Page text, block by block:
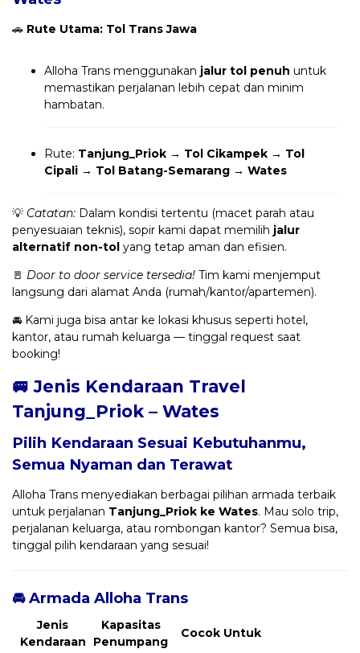
🚗 Rute Utama: Tol Trans Jawa
Alloha Trans menggunakan jalur tol penuh untuk
memastikan perjalanan lebih cepat dan minim
hambatan.
Rute: Tanjung_Priok → Tol Cikampek → Tol
Cipali → Tol Batang-Semarang → Wates
💡 Catatan: Dalam kondisi tertentu (macet parah atau
penyesuaian teknis), sopir kami dapat memilih jalur
alternatif non-tol yang tetap aman dan efisien.
🚪 Door to door service tersedia! Tim kami menjemput
langsung dari alamat Anda (rumah/kantor/apartemen).
🚘 Kami juga bisa antar ke lokasi khusus seperti hotel,
kantor, atau rumah keluarga — tinggal request saat
booking!
🚐 Jenis Kendaraan Travel
Tanjung_Priok – Wates
Pilih Kendaraan Sesuai Kebutuhanmu,
Semua Nyaman dan Terawat
Alloha Trans menyediakan berbagai pilihan armada terbaik
untuk perjalanan Tanjung_Priok ke Wates. Mau solo trip,
perjalanan keluarga, atau rombongan kantor? Semua bisa,
tinggal pilih kendaraan yang sesuai!
🚘 Armada Alloha Trans
Jenis
Kendaraan
Kapasitas
Penumpang
Cocok Untuk